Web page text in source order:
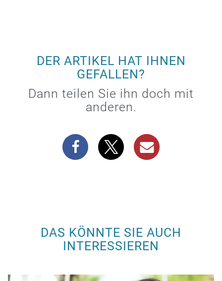
DER ARTIKEL HAT IHNEN
GEFALLEN?
Dann teilen Sie ihn doch mit
anderen.
DAS KÖNNTE SIE AUCH
INTERESSIEREN